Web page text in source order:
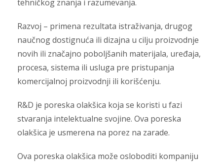
tehničkog znanja i razumevanja.
Razvoj – primena rezultata istraživanja, drugog
naučnog dostignuća ili dizajna u cilju proizvodnje
novih ili značajno poboljšanih materijala, uređaja,
procesa, sistema ili usluga pre pristupanja
komercijalnoj proizvodnji ili korišćenju.
R&D je poreska olakšica koja se koristi u fazi
stvaranja intelektualne svojine. Ova poreska
olakšica je usmerena na porez na zarade.
Ova poreska olakšica može osloboditi kompaniju